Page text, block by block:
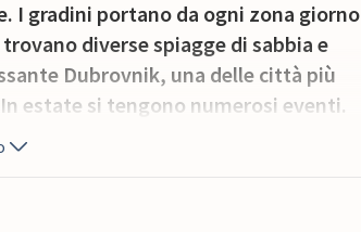
I gradini portano da ogni zona giorno
diverse spiagge di sabbia e
Dubrovnik, una delle città più
estate si tengono numerosi eventi.